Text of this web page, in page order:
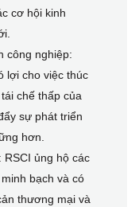
cơ hội kinh
công nghiệp:
lợi cho việc thúc
chế thấp của
sự phát triển
hơn.
ủng hộ các
bạch và có
thương mại và